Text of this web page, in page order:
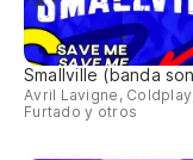
Smallville (banda
Avril Lavigne,
Furtado y otros